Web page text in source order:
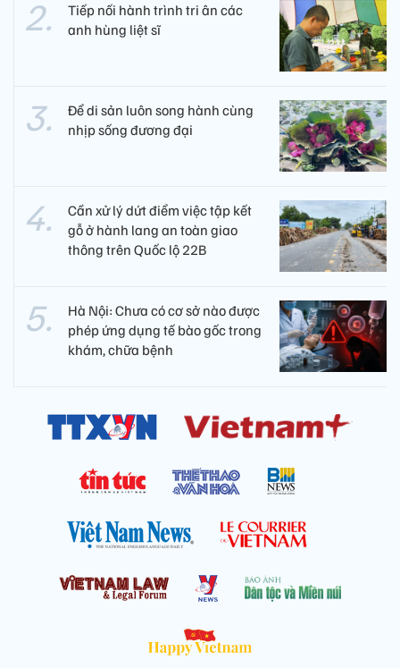
Tiếp nối hành trình tri ân các
anh hùng liệt sĩ ​
Để di sản luôn song hành cùng
nhịp sống đương đại
Cần xử lý dứt điểm việc tập kết
gỗ ở hành lang an toàn giao
thông trên Quốc lộ 22B
Hà Nội: Chưa có cơ sở nào được
phép ứng dụng tế bào gốc trong
khám, chữa bệnh